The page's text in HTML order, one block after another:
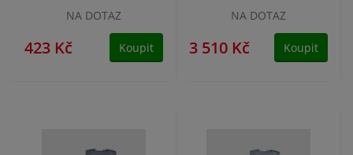
NA DOTAZ
423 Kč Koupit
NA DOTAZ
3 510 Kč Koupit